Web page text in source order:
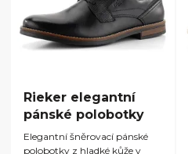
Rieker elegantní
pánské polobotky
Elegantní šněrovací pánské
polobotky z hladké kůže v